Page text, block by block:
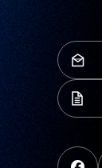
FaceBook